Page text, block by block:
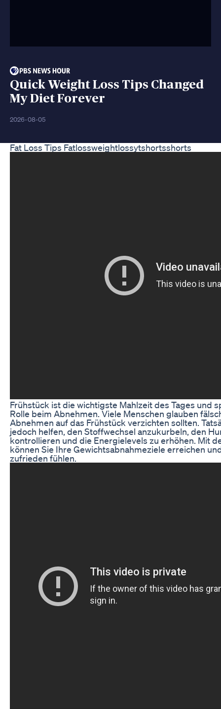
Quick Weight Loss Tips Changed
My Diet Forever
2026-08-05
Fat Loss Tips Fatlossweightlossytshortsshorts
Frühstück ist die wichtigste Mahlzeit des Tages und
Rolle beim Abnehmen. Viele Menschen glauben
Abnehmen auf das Frühstück verzichten sollten.
jedoch helfen, den Stoffwechsel anzukurbeln, den
kontrollieren und die Energielevels zu erhöhen. Mit
können Sie Ihre Gewichtsabnahmeziele erreichen
zufrieden fühlen.